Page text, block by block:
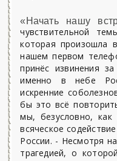
«Начать нашу
чувствительной
которая произошла
нашем первом
принёс извинения
именно в небе
искренние
бы это всё
мы, безусловно, как
всяческое
России. - Несмотря
трагедией, о